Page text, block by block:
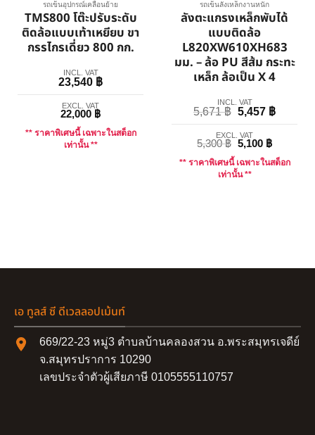
รถเข็นอุปกรณ์เคลื่อนย้าย
TMS800 โต๊ะปรับระดับ
ติดล้อแบบเท้าเหยียบ ขา
กรรไกรเดี่ยว 800 กก.
INCL. VAT
23,540 ฿
EXCL. VAT
22,000 ฿
** ราคาพิเศษนี้ เฉพาะในสต็อก
เท่านั้น **
รถเข็นลังเหล็กงานหนัก
ลังตะแกรงเหล็กพับได้
แบบติดล้อ
L820XW610XH683
มม. – ล้อ PU สีส้ม กระทะ
เหล็ก ล้อเป็น X 4
INCL. VAT
5,671฿ 5,457 ฿
EXCL. VAT
5,300฿ 5,100 ฿
** ราคาพิเศษนี้ เฉพาะในสต็อก
เท่านั้น **
เอ ทูลส์ ซี ดีเวลลอปเม้นท์
669/22-23 หมู่3 ตำบลบ้านคลองสวน อ.พระสมุทรเจดีย์
จ.สมุทรปราการ 10290
เลขประจำตัวผู้เสียภาษี 0105555110757